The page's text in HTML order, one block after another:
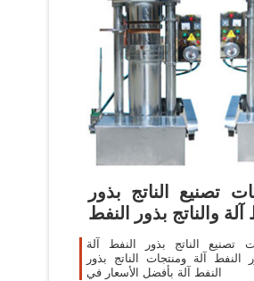
تصنيع الناتج بذور
آلة والناتج بذور النفط
الناتج بذور النفط آلة
النفط آلة ومنتجات الناتج بذور
النفط آلة بأفضل الأسعار في